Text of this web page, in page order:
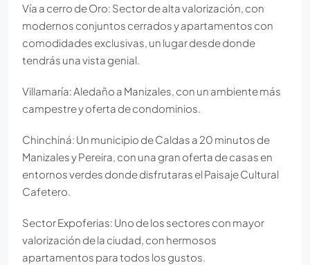
Vía a cerro de Oro: Sector de alta valorización, con
modernos conjuntos cerrados y apartamentos con
comodidades exclusivas, un lugar desde donde
tendrás una vista genial.
Villamaría: Aledaño a Manizales, con un ambiente más
campestre y oferta de condominios.
Chinchiná: Un municipio de Caldas a 20 minutos de
Manizales y Pereira, con una gran oferta de casas en
entornos verdes donde disfrutaras el Paisaje Cultural
Cafetero.
Sector Expoferias: Uno de los sectores con mayor
valorización de la ciudad, con hermosos
apartamentos para todos los gustos.